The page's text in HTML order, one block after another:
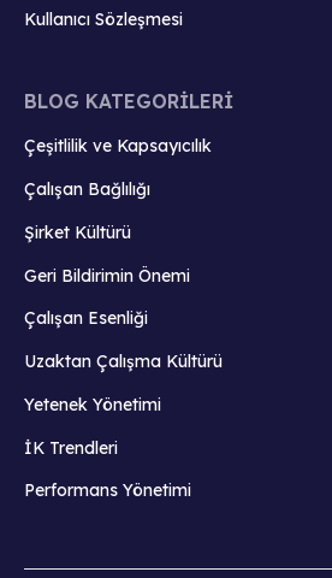
Kullanıcı Sözleşmesi
BLOG KATEGORİLERİ
Çeşitlilik ve Kapsayıcılık
Çalışan Bağlılığı
Şirket Kültürü
Geri Bildirimin Önemi
Çalışan Esenliği
Uzaktan Çalışma Kültürü
Yetenek Yönetimi
İK Trendleri
Performans Yönetimi